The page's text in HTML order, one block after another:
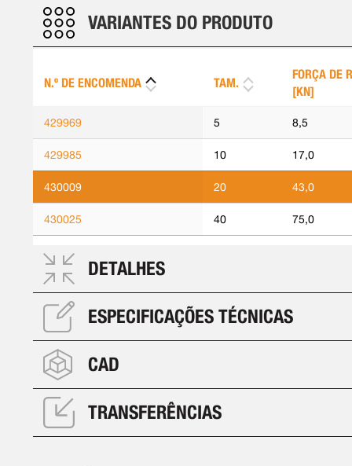
VARIANTES DO PRODUTO
N.º DE ENCOMENDA TAM.
FORÇA DE
[KN]
429969 5 8,5
429985 10 17,0
430009 20 43,0
430025 40 75,0
DETALHES
ESPECIFICAÇÕES TÉCNICAS
CAD
TRANSFERÊNCIAS